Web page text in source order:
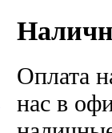
Оплата
нас в